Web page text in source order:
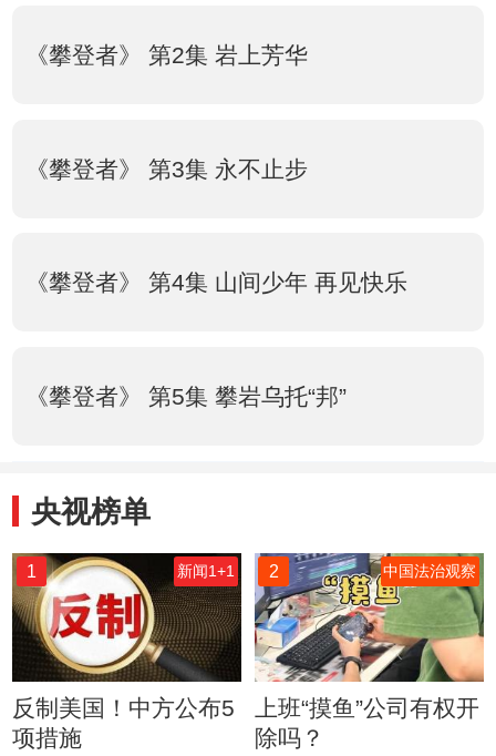
《攀登者》 第2集 岩上芳华
《攀登者》 第3集 永不止步
《攀登者》 第4集 山间少年 再见快乐
《攀登者》 第5集 攀岩乌托“邦”
央视榜单
1 新闻1+1
反制美国！中方公布5
项措施
2 中国法治观察
上班“摸鱼”公司有权开
除吗？